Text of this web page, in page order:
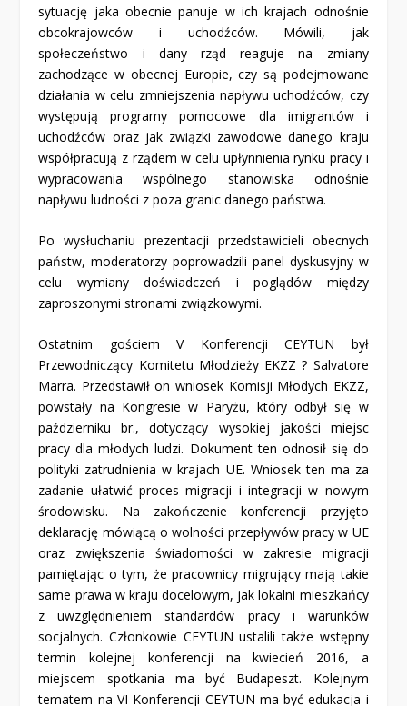
sytuację jaka obecnie panuje w ich krajach odnośnie
obcokrajowców i uchodźców. Mówili, jak
społeczeństwo i dany rząd reaguje na zmiany
zachodzące w obecnej Europie, czy są podejmowane
działania w celu zmniejszenia napływu uchodźców, czy
występują programy pomocowe dla imigrantów i
uchodźców oraz jak związki zawodowe danego kraju
współpracują z rządem w celu upłynnienia rynku pracy i
wypracowania wspólnego stanowiska odnośnie
napływu ludności z poza granic danego państwa.
Po wysłuchaniu prezentacji przedstawicieli obecnych
państw, moderatorzy poprowadzili panel dyskusyjny w
celu wymiany doświadczeń i poglądów między
zaproszonymi stronami związkowymi.
Ostatnim gościem V Konferencji CEYTUN był
Przewodniczący Komitetu Młodzieży EKZZ ? Salvatore
Marra. Przedstawił on wniosek Komisji Młodych EKZZ,
powstały na Kongresie w Paryżu, który odbył się w
październiku br., dotyczący wysokiej jakości miejsc
pracy dla młodych ludzi. Dokument ten odnosił się do
polityki zatrudnienia w krajach UE. Wniosek ten ma za
zadanie ułatwić proces migracji i integracji w nowym
środowisku. Na zakończenie konferencji przyjęto
deklarację mówiącą o wolności przepływów pracy w UE
oraz zwiększenia świadomości w zakresie migracji
pamiętając o tym, że pracownicy migrujący mają takie
same prawa w kraju docelowym, jak lokalni mieszkańcy
z uwzględnieniem standardów pracy i warunków
socjalnych. Członkowie CEYTUN ustalili także wstępny
termin kolejnej konferencji na kwiecień 2016, a
miejscem spotkania ma być Budapeszt. Kolejnym
tematem na VI Konferencji CEYTUN ma być edukacja i